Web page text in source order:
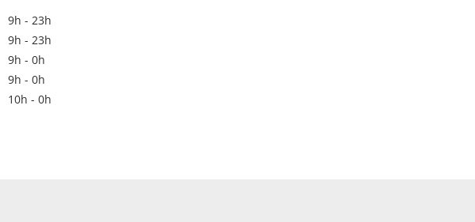
9h - 23h
9h - 23h
9h - 0h
9h - 0h
10h - 0h